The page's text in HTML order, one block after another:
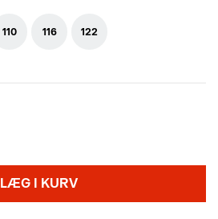
110 116 122
LÆG I KURV